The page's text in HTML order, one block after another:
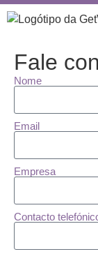
Fale
Nome
Email
Empresa
Contacto